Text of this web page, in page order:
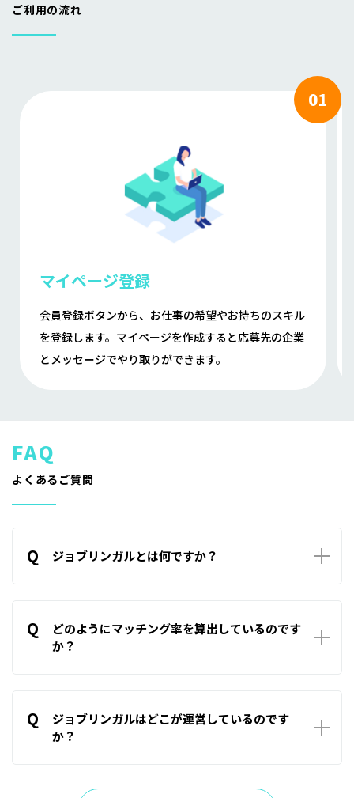
ご利用の流れ
マイページ登録
会員登録ボタンから、お仕事の希望やお持ちのスキル
を登録します。マイページを作成すると応募先の企業
とメッセージでやり取りができます。
よくあるご質問
Q ジョブリンガルとは何ですか？
の希望条件を基にマッチング率を算出することでご自身に合
った相手を見つけることをサポートします。
Q
どのようにマッチング率を算出しているのです
か？
を変えたりすることはありません。
Q
ジョブリンガルはどこが運営しているのです
か？